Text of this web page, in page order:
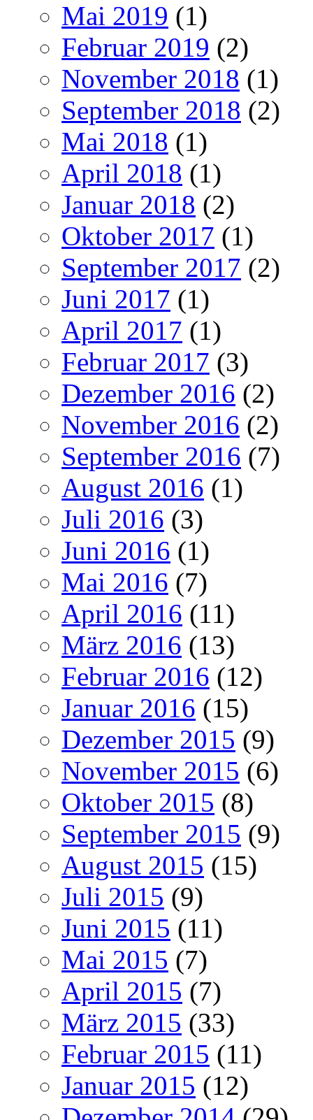
Mai 2019 (1)
Februar 2019 (2)
November 2018 (1)
September 2018 (2)
Mai 2018 (1)
April 2018 (1)
Januar 2018 (2)
Oktober 2017 (1)
September 2017 (2)
Juni 2017 (1)
April 2017 (1)
Februar 2017 (3)
Dezember 2016 (2)
November 2016 (2)
September 2016 (7)
August 2016 (1)
Juli 2016 (3)
Juni 2016 (1)
Mai 2016 (7)
April 2016 (11)
März 2016 (13)
Februar 2016 (12)
Januar 2016 (15)
Dezember 2015 (9)
November 2015 (6)
Oktober 2015 (8)
September 2015 (9)
August 2015 (15)
Juli 2015 (9)
Juni 2015 (11)
Mai 2015 (7)
April 2015 (7)
März 2015 (33)
Februar 2015 (11)
Januar 2015 (12)